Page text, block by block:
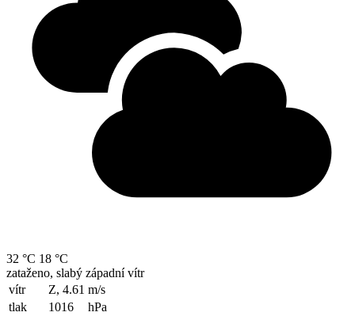
32 °C 18 °C
zataženo, slabý západní vítr
vítr
Z, 4.61 m/s
tlak
1016
hPa